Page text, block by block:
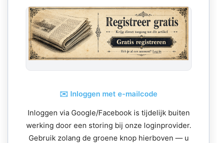
✉️ Inloggen met e-mailcode
Inloggen via Google/Facebook is tijdelijk buiten
werking door een storing bij onze loginprovider.
Gebruik zolang de groene knop hierboven — u